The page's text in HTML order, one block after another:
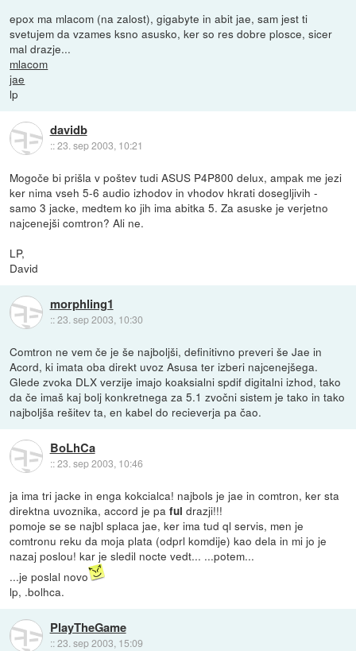
epox ma mlacom (na zalost), gigabyte in abit jae, sam jest ti
svetujem da vzames ksno asusko, ker so res dobre plosce, sicer
mal drazje...
mlacom
jae
lp
davidb
::23. sep 2003, 10:21
Mogoče bi prišla v poštev tudi ASUS P4P800 delux, ampak me jezi
ker nima vseh 5-6 audio izhodov in vhodov hkrati dosegljivih -
samo 3 jacke, medtem ko jih ima abitka 5. Za asuske je verjetno
najcenejši comtron? Ali ne.
LP,
David
morphling1
::23. sep 2003, 10:30
Comtron ne vem če je še najboljši, definitivno preveri še Jae in
Acord, ki imata oba direkt uvoz Asusa ter izberi najcenejšega.
Glede zvoka DLX verzije imajo koaksialni spdif digitalni izhod, tako
da če imaš kaj bolj konkretnega za 5.1 zvočni sistem je tako in tako
najboljša rešitev ta, en kabel do recieverja pa čao.
BoLhCa
::23. sep 2003, 10:46
ja ima tri jacke in enga kokcialca! najbols je jae in comtron, ker sta
direktna uvoznika, accord je paful drazji!!!
pomoje se se najbl splaca jae, ker ima tud ql servis, men je
comtronu reku da moja plata (odprl komdije) kao dela in mi jo je
nazaj poslou! kar je sledil nocte vedt... ...potem...
...je poslal novo
lp, .bolhca.
PlayTheGame
::23. sep 2003, 15:09